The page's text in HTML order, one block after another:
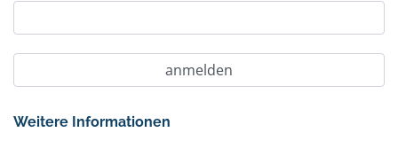
Weitere Informationen